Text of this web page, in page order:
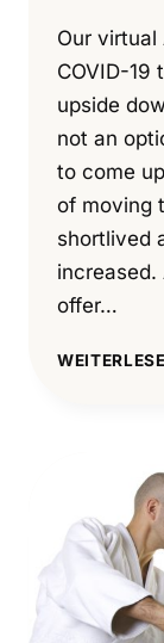
Our
COVID-19
upside
not an
to come
of moving
shortlived
increased.
offer…